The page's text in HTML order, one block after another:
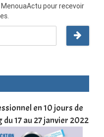
pour recevoir
en 10 jours de
17 au 27 janvier 2022